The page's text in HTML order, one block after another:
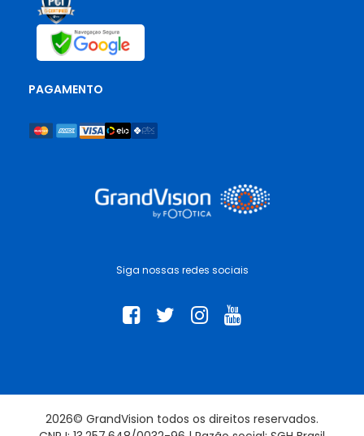
Siga nossas redes sociais
PAGAMENTO
2026© GrandVision todos os direitos reservados.